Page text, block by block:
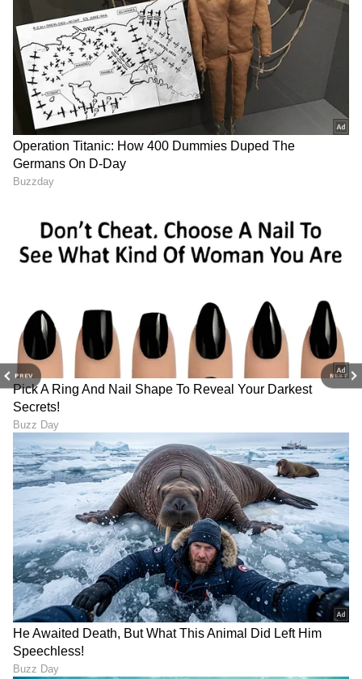
PREV NEXT
6
StockPhoto
ಮದ್ಯಪಾನವನ್ನು ತ್ಯಜಿಸುವುದು ಕಿಡ್ನಿಗಳ ಆರೋಗ್ಯಕ್ಕೆ ಮತ್ತು
ದೇಹದ ಒಟ್ಟಾರೆ ಆರೋಗ್ಯಕ್ಕೆ ತುಂಬಾ ಒಳ್ಳೆಯದು.
7
Image Credit :StockPhoto
ಮಧುಮೇಹ, ಅಧಿಕ ರಕ್ತದೊತ್ತಡ
ಮಧುಮೇಹ ಮತ್ತು ಅಧಿಕ ರಕ್ತದೊತ್ತಡದಂತಹ ಕಾಯಿಲೆಗಳು
ಕೆಲವೊಮ್ಮೆ ಕಿಡ್ನಿ ಕಾರ್ಯದ ಮೇಲೆ ಪರಿಣಾಮ ಬೀರಬಹುದು.
ಆದ್ದರಿಂದ, ರಕ್ತದಲ್ಲಿನ ಸಕ್ಕರೆ ಮಟ್ಟ ಮತ್ತು ರಕ್ತದೊತ್ತಡವನ್ನು
ನಿಯಂತ್ರಣದಲ್ಲಿಡಿ.